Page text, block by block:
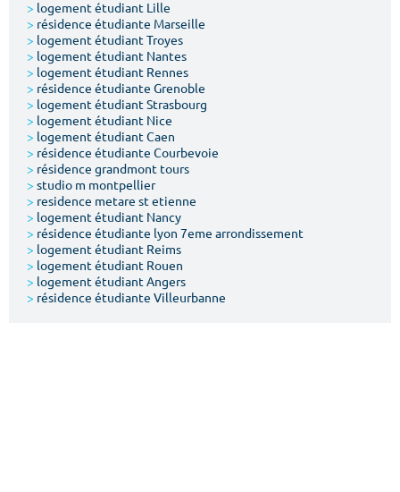
Votre date d'entrée
Chercher
> logement étudiant Lille
> résidence étudiante Marseille
> logement étudiant Troyes
> logement étudiant Nantes
> logement étudiant Rennes
> résidence étudiante Grenoble
> logement étudiant Strasbourg
> logement étudiant Nice
> logement étudiant Caen
> résidence étudiante Courbevoie
> résidence grandmont tours
> studio m montpellier
> residence metare st etienne
> logement étudiant Nancy
> résidence étudiante lyon 7eme arrondissement
> logement étudiant Reims
> logement étudiant Rouen
> logement étudiant Angers
> résidence étudiante Villeurbanne